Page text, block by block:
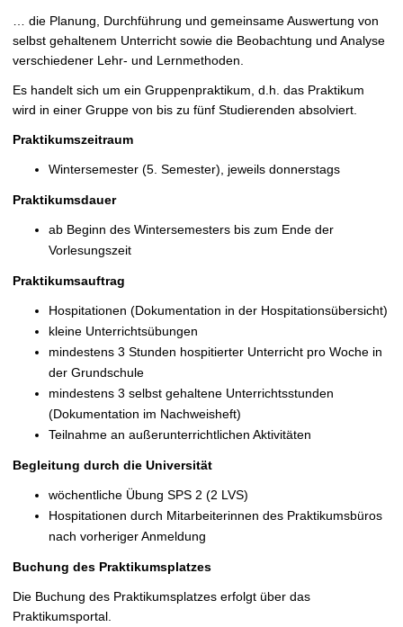
… die Planung, Durchführung und gemeinsame Auswertung von
selbst gehaltenem Unterricht sowie die Beobachtung und Analyse
verschiedener Lehr- und Lernmethoden.
Es handelt sich um ein Gruppenpraktikum, d.h. das Praktikum
wird in einer Gruppe von bis zu fünf Studierenden absolviert.
Praktikumszeitraum
Wintersemester (5. Semester), jeweils donnerstags
Praktikumsdauer
ab Beginn des Wintersemesters bis zum Ende der
Vorlesungszeit
Praktikumsauftrag
Hospitationen (Dokumentation in der Hospitationsübersicht)
kleine Unterrichtsübungen
mindestens 3 Stunden hospitierter Unterricht pro Woche in
der Grundschule
mindestens 3 selbst gehaltene Unterrichtsstunden
(Dokumentation im Nachweisheft)
Teilnahme an außerunterrichtlichen Aktivitäten
Begleitung durch die Universität
wöchentliche Übung SPS 2 (2 LVS)
Hospitationen durch Mitarbeiterinnen des Praktikumsbüros
nach vorheriger Anmeldung
Buchung des Praktikumsplatzes
Die Buchung des Praktikumsplatzes erfolgt über das
Praktikumsportal.